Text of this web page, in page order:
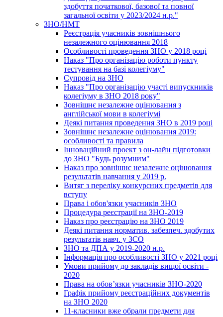
здобуття початкової, базової та повної
загальної освіти у 2023/2024 н.р."
ЗНО/НМТ
Реєстрація учасників зовнішнього
незалежного оцінювання 2018
Особливості проведення ЗНО у 2018 році
Наказ "Про організацію роботи пункту
тестування на базі колегіуму"
Супровід на ЗНО
Наказ "Про організацію участі випускників
колегіуму в ЗНО 2018 року"
Зовнішнє незалежне оцінювання з
англійської мови в колегіумі
Деякі питання проведення ЗНО в 2019 році
Зовнішнє незалежне оцінювання 2019:
особливості та правила
Інноваційний проект з он-лайн підготовки
до ЗНО "Будь розумним"
Наказ про зовнішнє незалежне оцінювання
результатів навчання у 2019 р.
Витяг з переліку конкурсних предметів для
вступу
Права і обов'язки учасників ЗНО
Процедура реєстрації на ЗНО-2019
Наказ про реєстрацію на ЗНО 2019
Деякі питання норматив. забезпеч. здобутих
результатів навч. у ЗСО
ЗНО та ДПА у 2019-2020 н.р.
Інформація про особливості ЗНО у 2021 році
Умови прийому до закладів вищої освіти -
2020
Права на обов’язки учасників ЗНО-2020
Графік прийому реєстраційних документів
на ЗНО 2020
11-класники вже обрали предмети для